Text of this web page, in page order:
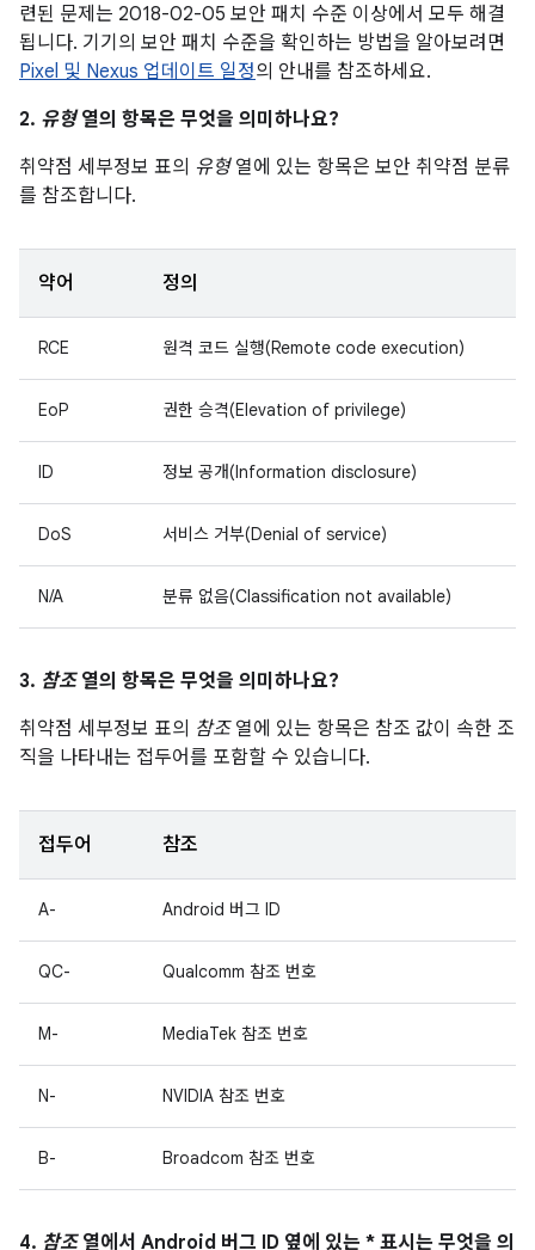
련된 문제는 2018-02-05 보안 패치 수준 이상에서 모두 해결
됩니다. 기기의 보안 패치 수준을 확인하는 방법을 알아보려면
Pixel 및 Nexus 업데이트 일정의 안내를 참조하세요.
2. 유형열의 항목은 무엇을 의미하나요?
취약점 세부정보 표의 유형열에 있는 항목은 보안 취약점 분류
를 참조합니다.
약어 정의
RCE 원격 코드 실행(Remote code execution)
EoP 권한 승격(Elevation of privilege)
ID 정보 공개(Information disclosure)
DoS 서비스 거부(Denial of service)
N/A 분류 없음(Classification not available)
3. 참조열의 항목은 무엇을 의미하나요?
취약점 세부정보 표의 참조열에 있는 항목은 참조 값이 속한 조
직을 나타내는 접두어를 포함할 수 있습니다.
접두어 참조
A- Android 버그 ID
QC- Qualcomm 참조 번호
M- MediaTek 참조 번호
N- NVIDIA 참조 번호
B- Broadcom 참조 번호
4. 참조열에서 Android 버그 ID 옆에 있는 * 표시는 무엇을 의